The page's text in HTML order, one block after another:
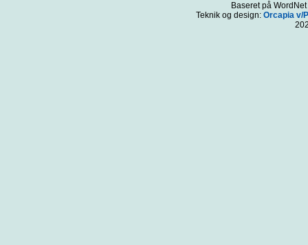
Baseret på
Teknik og design: Orcapia v/